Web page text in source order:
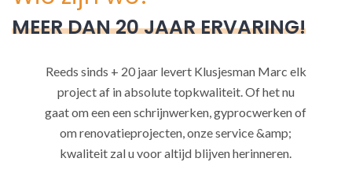
MEER DAN 20 JAAR ERVARING!
Reeds sinds + 20 jaar levert Klusjesman Marc elk
project af in absolute topkwaliteit. Of het nu
gaat om een een schrijnwerken, gyprocwerken of
om renovatieprojecten, onze service &amp;
kwaliteit zal u voor altijd blijven herinneren.